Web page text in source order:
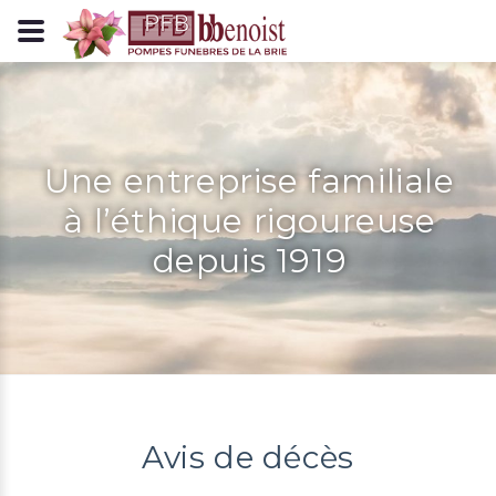
Panneau de gestion des cookies
Une entreprise familiale
à l’éthique rigoureuse
depuis 1919
Avis de décès